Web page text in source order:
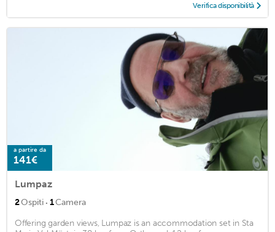
Verifica disponibilità
a partire da
141€
Lumpaz
2Ospiti · 1Camera
Offering garden views, Lumpaz is an accommodation set in Sta